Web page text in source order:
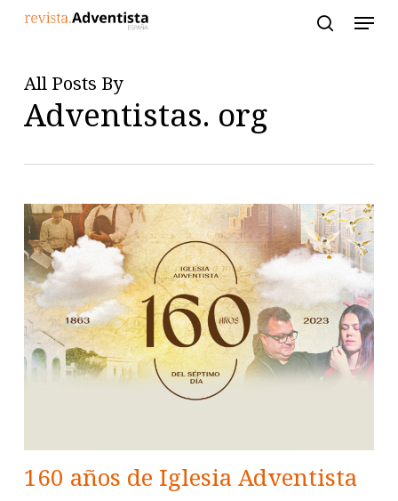
contentAll Posts By
Adventistas. org
160 años de Iglesia Adventista